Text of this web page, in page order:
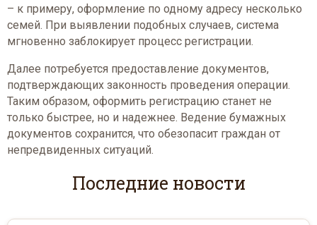
– к примеру, оформление по одному адресу несколько
семей. При выявлении подобных случаев, система
мгновенно заблокирует процесс регистрации.
Далее потребуется предоставление документов,
подтверждающих законность проведения операции.
Таким образом, оформить регистрацию станет не
только быстрее, но и надежнее. Ведение бумажных
документов сохранится, что обезопасит граждан от
непредвиденных ситуаций.
Последние новости